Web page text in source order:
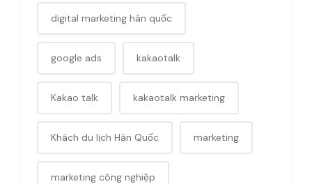
digital marketing hàn quốc
google ads kakaotalk
Kakao talk kakaotalk marketing
Khách du lịch Hàn Quốc marketing
marketing công nghiệp